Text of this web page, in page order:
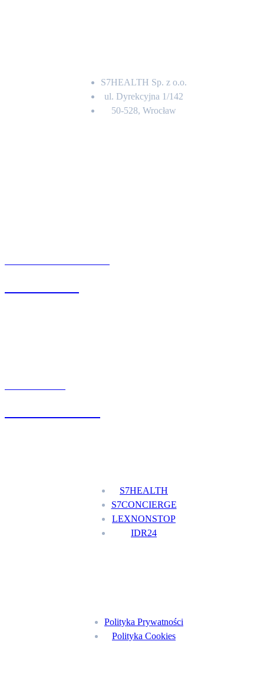
S7HEALTH Sp. z o.o.
ul. Dyrekcyjna 1/142
50-528, Wrocław
S7HEALTH
S7CONCIERGE
LEXNONSTOP
IDR24
Polityka Prywatności
Polityka Cookies